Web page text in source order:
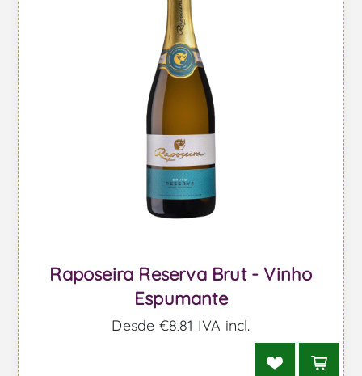
Raposeira Reserva Brut - Vinho
Espumante
Desde €8,81 IVA incl.